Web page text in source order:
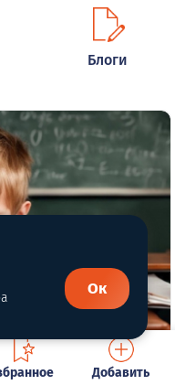
Блоги
Добавить
Ок